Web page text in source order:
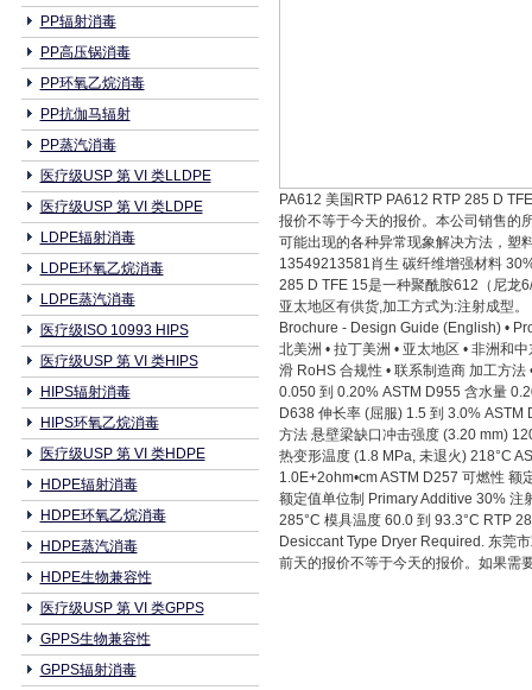
PP辐射消毒
PP高压锅消毒
PP环氧乙烷消毒
PP抗伽马辐射
PP蒸汽消毒
医疗级USP 第 VI 类LLDPE
医疗级USP 第 VI 类LDPE
LDPE辐射消毒
LDPE环氧乙烷消毒
LDPE蒸汽消毒
医疗级ISO 10993 HIPS
医疗级USP 第 VI 类HIPS
HIPS辐射消毒
HIPS环氧乙烷消毒
医疗级USP 第 VI 类HDPE
HDPE辐射消毒
HDPE环氧乙烷消毒
HDPE蒸汽消毒
HDPE生物兼容性
医疗级USP 第 VI 类GPPS
GPPS生物兼容性
GPPS辐射消毒
PA612 美国RTP PA612 RTP 285 D
报价不等于今天的报价。本公司销售的
可能出现的各种异常现象解决方法，塑
13549213581肖生 碳纤维增强材料
285 D TFE 15是一种聚酰胺612（尼龙
亚太地区有供货,加工方式为:注射成型
Brochure - Design Guide (English) •
北美洲 • 拉丁美洲 • 亚太地区 • 非洲和
滑 RoHS 合规性 • 联系制造商 加工方
0.050 到 0.20% ASTM D955 含水量
D638 伸长率 (屈服) 1.5 到 3.0%
方法 悬壁梁缺口冲击强度 (3.20 mm)
热变形温度 (1.8 MPa, 未退火) 218°C
1.0E+2ohm•cm ASTM D257 可燃性
额定值单位制 Primary Additive 30% 注
285°C 模具温度 60.0 到 93.3°C RTP
Desiccant Type Dryer Required. 东莞
前天的报价不等于今天的报价。如果需